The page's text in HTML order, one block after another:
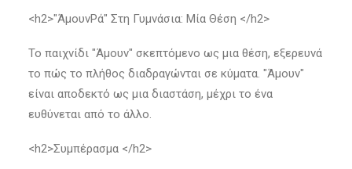
<h2>"ΆμουνΡά" Στη Γυμνάσια: Μία Θέση </h2>
Το παιχνίδι "Άμουν" σκεπτόμενο ως μια θέση, εξερευνά
το πώς το πλήθος διαδραγώνται σε κύματα. "Άμουν"
είναι αποδεκτό ως μια διαστάση, μέχρι το ένα
ευθύνεται από το άλλο.
<h2>Συμπέρασμα </h2>